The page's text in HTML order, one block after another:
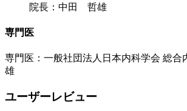
院長：中田 哲雄
専門医
専門医：一般社団法人日本内科学会 総合
雄
ユーザーレビュー